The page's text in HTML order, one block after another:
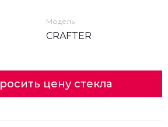
Модель
CRAFTER
цену стекла